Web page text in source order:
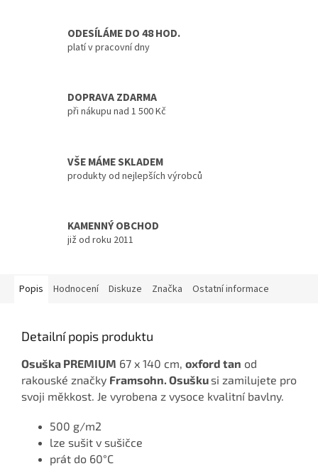
ODESÍLÁME DO 48 HOD.
platí v pracovní dny
DOPRAVA ZDARMA
při nákupu nad 1 500 Kč
VŠE MÁME SKLADEM
produkty od nejlepších výrobců
KAMENNÝ OBCHOD
již od roku 2011
Popis Hodnocení Diskuze Značka Ostatní informace
Detailní popis produktu
Osuška PREMIUM 67 x 140 cm, oxford tan od
rakouské značky Framsohn. Osuškusi zamilujete pro
svoji měkkost. Je vyrobena z vysoce kvalitní bavlny.
500 g/m2
lze sušit v sušičce
prát do 60°C